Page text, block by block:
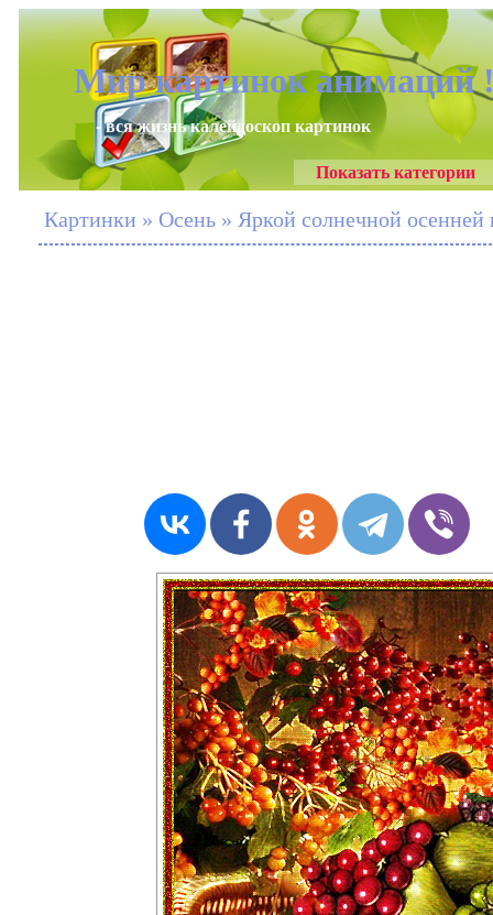
Мир картинок анимаций
- вся жизнь калейдоскоп картинок
Показать категории
Картинки » Осень » Яркой солнечной осенней